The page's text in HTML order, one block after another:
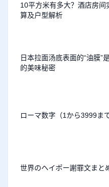
10平方米有多大？酒店房间
算及户型解析
日本拉面汤底表面的“油膜”
的美味秘密
ローマ数字（1から3999ま
世界のヘイポー謝罪文まと